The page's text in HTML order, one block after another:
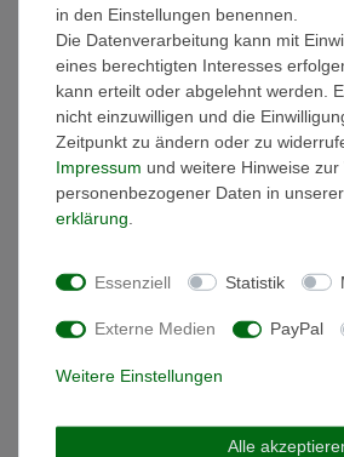
Beschreibung
Weitere Details
EU-Responsible Person
Artikelnummer: 1120292
Oberfläche: glänzend
Steine: Brillant
in den Einstellungen benennen.
Die Datenverarbeitung kann mit
eines berechtigten Interesses
kann erteilt oder abgelehnt werden.
nicht einzuwilligen und die
Zeitpunkt zu ändern oder zu
Impressum und weitere Hinweise zur
personenbezogener Daten in unserer
erklärung
Essenziell Statistik
Externe Medien PayPal
Weitere Einstellungen
Alle